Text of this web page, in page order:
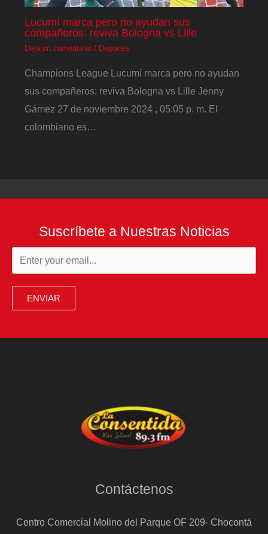
Lucumí marca pero no ayudan sus
compañeros: reviva Bologna vs Lille
Deja un comentario / Deportes
Champions League Lucumí marca pero no ayudan
sus compañeros: reviva Bologna vs Lille Jenny
Gámez 27 de noviembre 2024 , 05:05 p. m. El
colombiano es…
Suscríbete a Nuestras Noticias
ENVIAR
Contáctenos
Centro Comercial Molino del Parque OF 209- Chocontá